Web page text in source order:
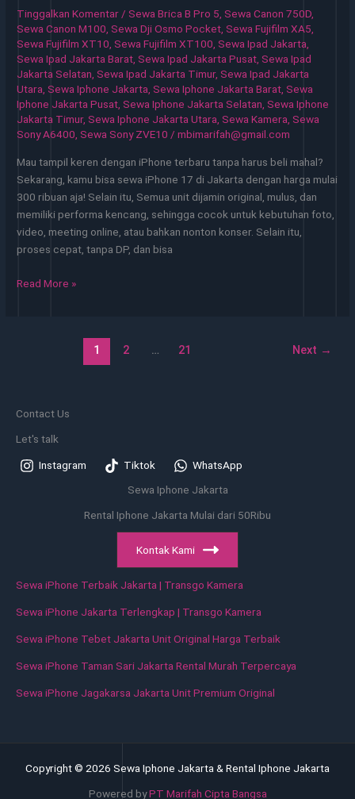
Alternatif
Hemat
untuk
Aktivitas
Harian
Tinggalkan Komentar/ Sewa Brica B Pro 5, Sewa Canon 750D,
Sewa Canon M100, Sewa Dji Osmo Pocket, Sewa Fujifilm XA5,
Sewa Fujifilm XT10, Sewa Fujifilm XT100, Sewa Ipad Jakarta,
Sewa Ipad Jakarta Barat, Sewa Ipad Jakarta Pusat, Sewa Ipad
Jakarta Selatan, Sewa Ipad Jakarta Timur, Sewa Ipad Jakarta
Utara, Sewa Iphone Jakarta, Sewa Iphone Jakarta Barat, Sewa
Iphone Jakarta Pusat, Sewa Iphone Jakarta Selatan, Sewa Iphone
Jakarta Timur, Sewa Iphone Jakarta Utara, Sewa Kamera, Sewa
Sony A6400, Sewa Sony ZVE10 /mbimarifah@gmail.com
Mau tampil keren dengan iPhone terbaru tanpa harus beli mahal?
Sekarang, kamu bisa sewa iPhone 17 di Jakarta dengan harga mulai
300 ribuan aja! Selain itu, Semua unit dijamin original, mulus, dan
memiliki performa kencang, sehingga cocok untuk kebutuhan foto,
video, meeting online, atau bahkan nonton konser. Selain itu,
proses cepat, tanpa DP, dan bisa
Sewa
Read More »
1 2 … 21 Next →
Contact Us
Let's talk
Instagram Tiktok
WhatsApp
Sewa Iphone Jakarta
Rental Iphone Jakarta Mulai dari 50Ribu
Kontak Kami
Sewa iPhone Terbaik Jakarta | Transgo Kamera
Sewa iPhone Jakarta Terlengkap | Transgo Kamera
Sewa iPhone Tebet Jakarta Unit Original Harga Terbaik
Sewa iPhone Taman Sari Jakarta Rental Murah Terpercaya
Sewa iPhone Jagakarsa Jakarta Unit Premium Original
Copyright © 2026 Sewa Iphone Jakarta & Rental Iphone Jakarta
Powered byPT Marifah Cipta Bangsa